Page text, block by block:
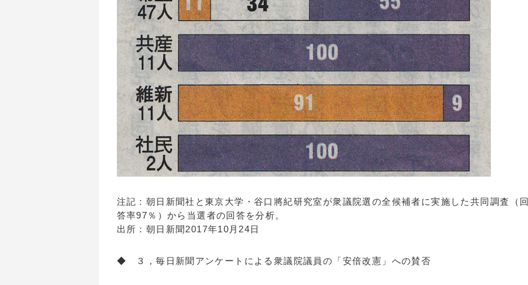
注記：朝日新聞社と東京大学・谷口將紀研究室が衆議院選の全候補者に実施した共同調査（回
答率97％）から当選者の回答を分析。
出所：朝日新聞2017年10月24日
◆ ３，毎日新聞アンケートによる衆議院議員の「安倍改憲」への賛否